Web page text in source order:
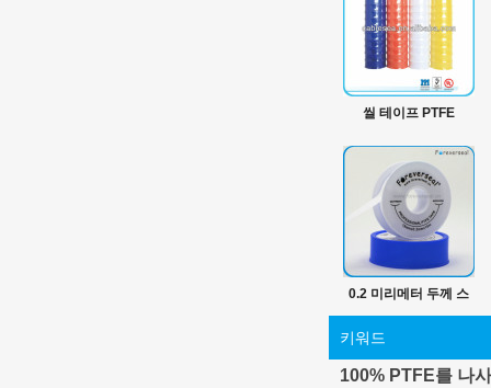
씰 테이프 PTFE
0.2 미리메터 두께 스
키워드
100% PTFE를 나